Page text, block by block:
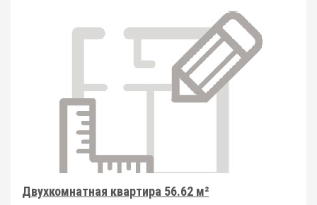
Двухкомнатная квартира 56.62 м²